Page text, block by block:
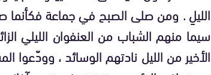
الليلِ . ومن صلى الصبح في جماعة فكأنما
سيما منهم الشباب من العنفوان الليلي
الأخير من الليل نادتهم الوسائد ، وودّعوا